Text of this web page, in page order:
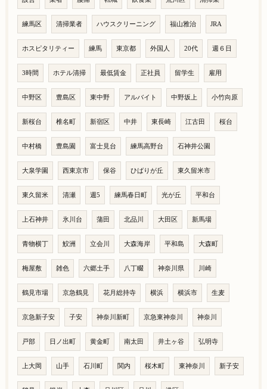
練馬区 清掃業者 ハウスクリーニング 福山雅治 JRA
ホスピタリティー 練馬 東京都 外国人 20代 週６日
3時間 ホテル清掃 最低賃金 正社員 留学生 雇用
中野区 豊島区 東中野 アルバイト 中野坂上 小竹向原
新桜台 椎名町 新宿区 中井 東長崎 江古田 桜台
中村橋 豊島園 富士見台 練馬高野台 石神井公園
大泉学園 西東京市 保谷 ひばりが丘 東久留米市
東久留米 清瀬 週5 練馬春日町 光が丘 平和台
上石神井 氷川台 蒲田 北品川 大田区 新馬場
青物横丁 鮫洲 立会川 大森海岸 平和島 大森町
梅屋敷 雑色 六郷土手 八丁畷 神奈川県 川崎
鶴見市場 京急鶴見 花月総持寺 横浜 横浜市 生麦
京急新子安 子安 神奈川新町 京急東神奈川 神奈川
戸部 日ノ出町 黄金町 南太田 井土ヶ谷 弘明寺
上大岡 山手 石川町 関内 桜木町 東神奈川 新子安